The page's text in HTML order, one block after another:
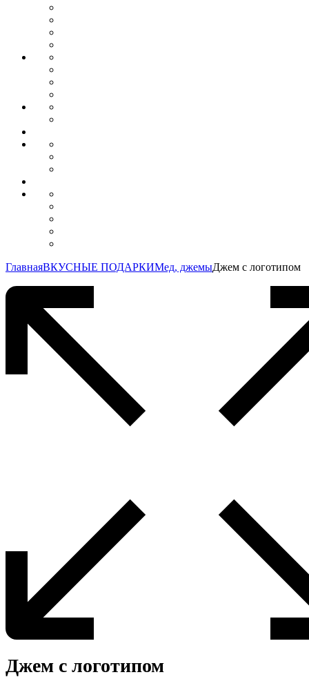
ГлавнаяВКУСНЫЕ ПОДАРКИМед, джемыДжем с логотипом
Джем с логотипом